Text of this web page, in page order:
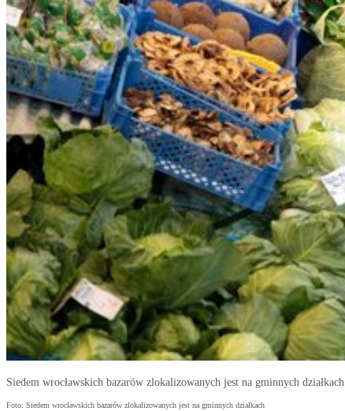
Siedem wrocławskich bazarów zlokalizowanych jest na gminnych działkach
Foto: Siedem wrocławskich bazarów zlokalizowanych jest na gminnych działkach